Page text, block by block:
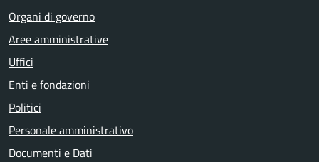
Organi di governo
Aree amministrative
Uffici
Enti e fondazioni
Politici
Personale amministrativo
Documenti e Dati